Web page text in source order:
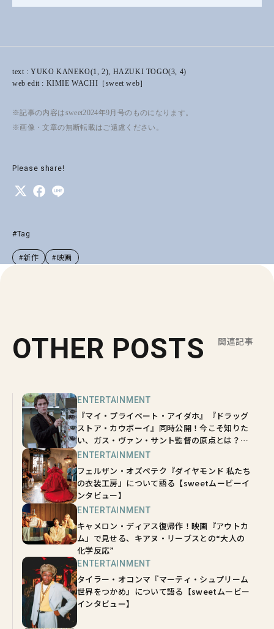
text : YUKO KANEKO(1, 2), HAZUKI TOGO(3, 4)
web edit : KIMIE WACHI［sweet web］
※記事の内容はsweet2024年9月号のものになります。
※画像・文章の無断転載はご遠慮ください。
Please share!
#Tag
#新作 #映画
OTHER POSTS 関連記事
ENTERTAINMENT
『マイ・プライベート・アイダホ』『ドラッグ
ストア・カウボーイ』同時公開！今こそ知りた
い、ガス・ヴァン・サント監督の原点とは？
【sweetムービーインタビュー】
ENTERTAINMENT
フェルザン・オズペテク『ダイヤモンド 私たち
の衣装工房』について語る【sweetムービーイ
ンタビュー】
ENTERTAINMENT
キャメロン・ディアス復帰作！映画『アウトカ
ム』で見せる、キアヌ・リーブスとの“大人の
化学反応”
ENTERTAINMENT
タイラー・オコンマ『マーティ・シュプリーム
世界をつかめ』について語る【sweetムービー
インタビュー】